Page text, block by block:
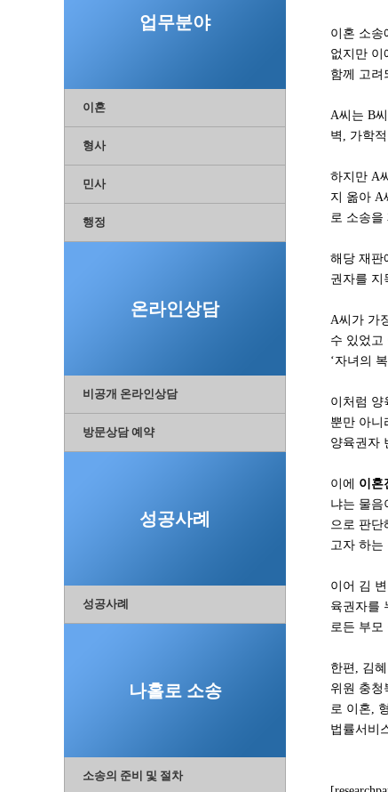
업무분야
이혼
형사
민사
행정
온라인상담
비공개 온라인상담
방문상담 예약
성공사례
성공사례
나홀로 소송
소송의 준비 및 절차
이혼 소송
없지만 이
함께 고려
A씨는 B
벽, 가학
하지만 A
지 옮아 A
로 소송을
해당 재판
권자를 지
A씨가 가
수 있었고
‘자녀의
이처럼 양
뿐만 아니
양육권자
이에 이혼
냐는 물음
으로 판단
고자 하는
이어 김
육권자를
로든 부모
한편, 김
위원 충청
로 이혼,
법률서비